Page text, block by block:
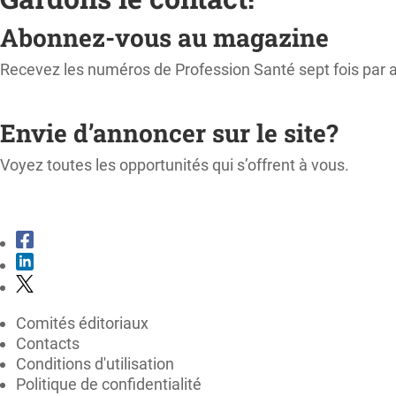
Abonnez-vous au magazine
Recevez les numéros de Profession Santé sept fois par
Envie d’annoncer sur le site?
Voyez toutes les opportunités qui s’offrent à vous.
Comités éditoriaux
Contacts
Conditions d'utilisation
Politique de confidentialité